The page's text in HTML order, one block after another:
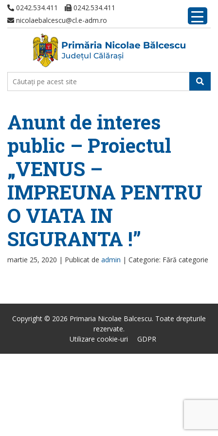
0242.534.411
0242.534.411
nicolaebalcescu@cl.e-adm.ro
Anunt de interes
public – Proiectul
„VENUS –
IMPREUNA PENTRU
O VIATA IN
SIGURANTA !”
martie 25, 2020 | Publicat de admin | Categorie: Fără categorie
Copyright © 2026 Primaria Nicolae Balcescu. Toate drepturile
rezervate.
Utilizare cookie-uri
GDPR